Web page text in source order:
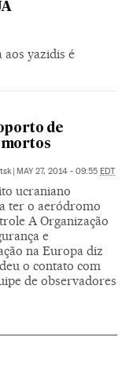
yazidis é
de
mortos
MAY 27, 2014 - 09:55 EDT
ucraniano
ter o aeródromo
A Organização
e
na Europa diz
o contato com
de observadores